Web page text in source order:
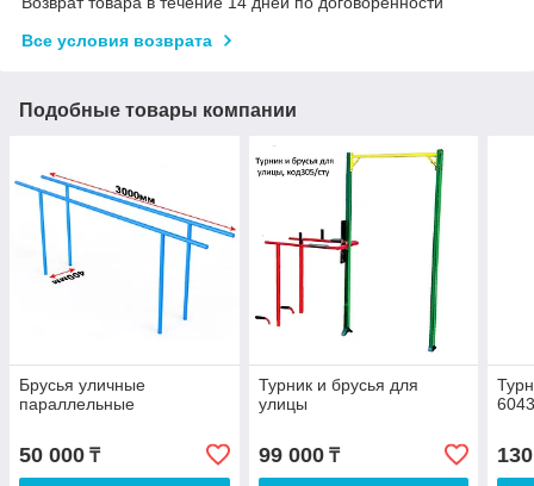
Все условия возврата
Подобные товары компании
Брусья уличные
параллельные
50 000 ₸
Турник и брусья для
улицы
99 000₸